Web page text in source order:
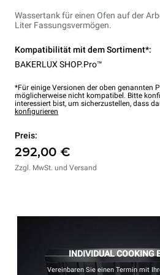
Wassertank für einen Ofen auf der
Liter Fassungsvermögen.
Kompatibilität mit dem Sortiment*:
BAKERLUX SHOP.Pro™
*Für einige Versionen der oben genannten
möglicherweise nicht kompatibel. Bitte
interessiert bist, um sicherzustellen, dass
konfigurieren
Preis:
292,00 €
Zzgl. MwSt. und Versand
INDIVIDUAL COOKING
Vereinbaren Sie einen Termin mit